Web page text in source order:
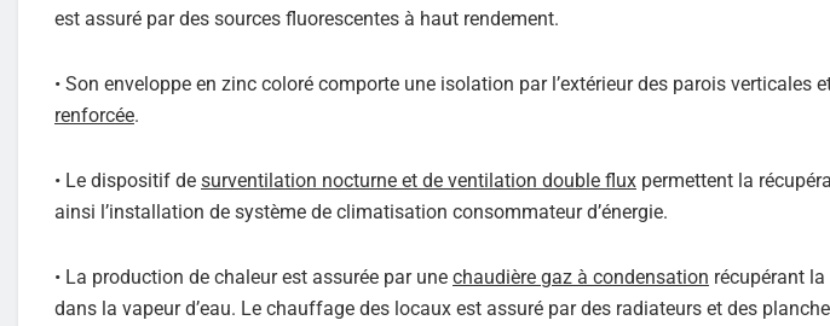
est assuré par des sources fluorescentes à haut rendement.
• Son enveloppe en zinc coloré comporte une isolation par l’extérieur des parois verticales
renforcée.
• Le dispositif de surventilation nocturne et de ventilation double flux permettent la
ainsi l’installation de système de climatisation consommateur d’énergie.
• La production de chaleur est assurée par une chaudière gaz à condensation récupérant
dans la vapeur d’eau. Le chauffage des locaux est assuré par des radiateurs et des